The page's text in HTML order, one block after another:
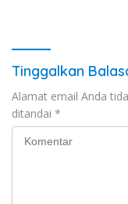
Tinggalkan
Alamat email Anda
ditandai *